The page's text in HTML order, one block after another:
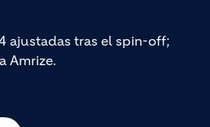
ajustadas tras el spin-off;
Amrize.